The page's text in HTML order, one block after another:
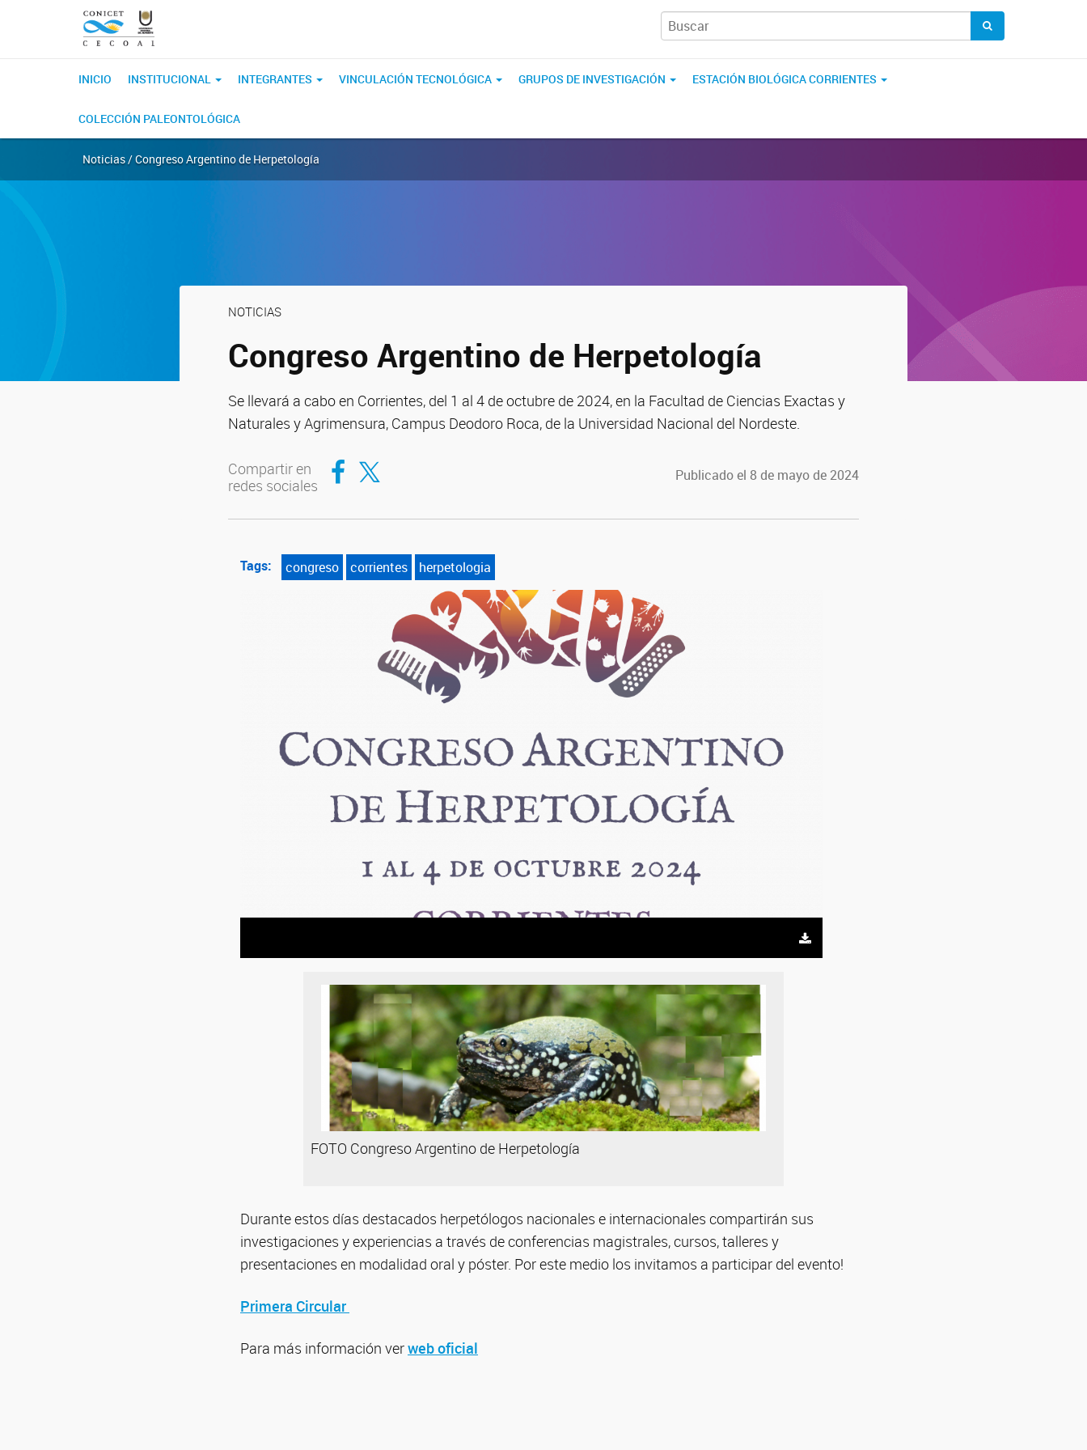
INICIO INSTITUCIONAL INTEGRANTES VINCULACIÓN TECNOLÓGICA GRUPOS DE INVESTIGACIÓN ESTACIÓN BIOLÓGICA CORRIENTES
COLECCIÓN PALEONTOLÓGICA
Noticias / Congreso Argentino de Herpetología
NOTICIAS
Congreso Argentino de Herpetología
Se llevará a cabo en Corrientes, del 1 al 4 de octubre de 2024, en la Facultad de Ciencias Exactas y
Naturales y Agrimensura, Campus Deodoro Roca, de la Universidad Nacional del Nordeste.
Compartir en
redes sociales
Compartir en Facebook
Compartir en Twitter Publicado el 8 de mayo de 2024
Tags: congreso corrientes herpetologia
FOTO Congreso Argentino de Herpetología
Durante estos días destacados herpetólogos nacionales e internacionales compartirán sus
investigaciones y experiencias a través de conferencias magistrales, cursos, talleres y
presentaciones en modalidad oral y póster. Por este medio los invitamos a participar del evento!
Primera Circular
Para más información verweb oficial